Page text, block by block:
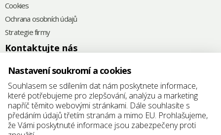
Cookies
Ochrana osobních údajů
Strategie firmy
Kontaktujte nás
+420575 571 000
@
elkoplast@elkoplast.cz
Štefánikova 2664
760 01 Zlín
IČ: 25347942
Nastavení soukromí a cookies
Souhlasem se sdílením dat nám poskytnete informace,
které potřebujeme pro zlepšování, analýzu a marketing
napříč těmito webovými stránkami. Dále souhlasíte s
předáním údajů třetím stranám a mimo EU. Prohlašujeme,
že Vámi poskytnuté informace jsou zabezpečeny proti